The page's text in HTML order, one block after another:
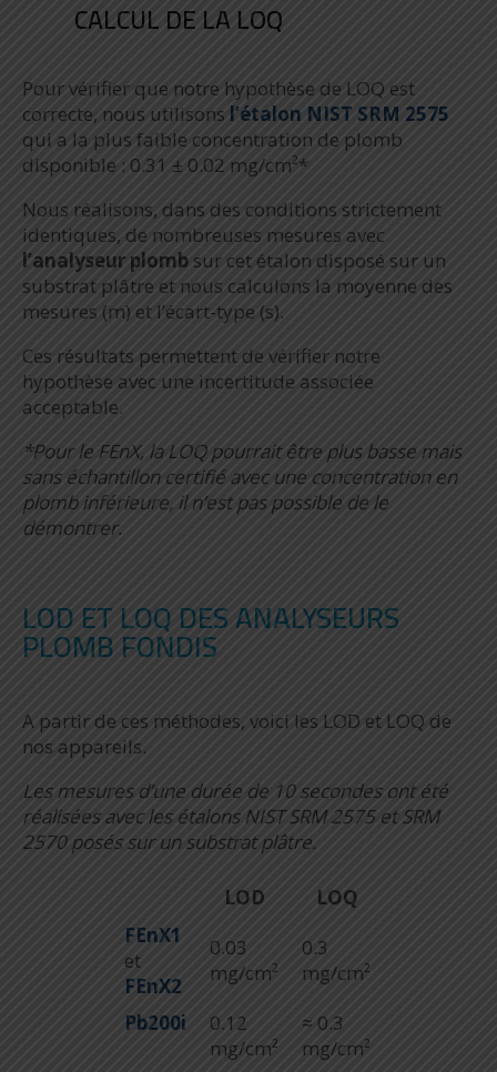
CALCUL DE LA LOQ
Pour vérifier que notre hypothèse de LOQ est
correcte, nous utilisons l’étalon NIST SRM 2575
qui a la plus faible concentration de plomb
disponible : 0.31 ± 0.02 mg/cm²*
Nous réalisons, dans des conditions strictement
identiques, de nombreuses mesures avec
l’analyseur plomb sur cet étalon disposé sur un
substrat plâtre et nous calculons la moyenne des
mesures (m) et l’écart-type (s).
Ces résultats permettent de vérifier notre
hypothèse avec une incertitude associée
acceptable.
*Pour le FEnX, la LOQ pourrait être plus basse mais
sans échantillon certifié avec une concentration en
plomb inférieure, il n’est pas possible de le
démontrer.
LOD ET LOQ DES ANALYSEURS
PLOMB FONDIS
A partir de ces méthodes, voici les LOD et LOQ de
nos appareils.
Les mesures d’une durée de 10 secondes ont été
réalisées avec les étalons NIST SRM 2575 et SRM
2570 posés sur un substrat plâtre.
LOD
LOQ
FEnX1
et
FEnX2
0.03
mg/cm²
0.3
mg/cm²
Pb200i
0.12
mg/cm²
≈ 0.3
mg/cm²